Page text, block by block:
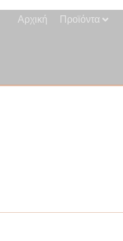
Αρχική Προϊόντα